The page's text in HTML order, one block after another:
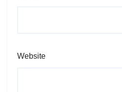
Website